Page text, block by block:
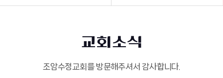
교회소식
조암수정교회를 방문해주셔서 감사합니다.